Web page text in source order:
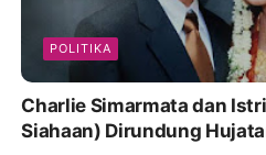
POLITIKA
Charlie Simarmata dan
Siahaan) Dirundung